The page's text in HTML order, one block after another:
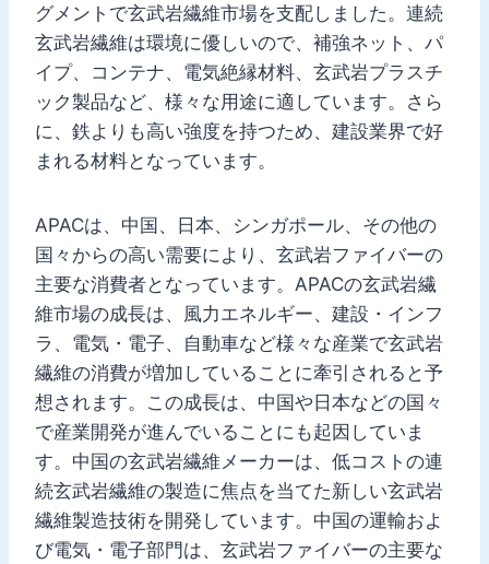
グメントで玄武岩繊維市場を支配しました。連続
玄武岩繊維は環境に優しいので、補強ネット、パ
イプ、コンテナ、電気絶縁材料、玄武岩プラスチ
ック製品など、様々な用途に適しています。さら
に、鉄よりも高い強度を持つため、建設業界で好
まれる材料となっています。
APACは、中国、日本、シンガポール、その他の
国々からの高い需要により、玄武岩ファイバーの
主要な消費者となっています。APACの玄武岩繊
維市場の成長は、風力エネルギー、建設・インフ
ラ、電気・電子、自動車など様々な産業で玄武岩
繊維の消費が増加していることに牽引されると予
想されます。この成長は、中国や日本などの国々
で産業開発が進んでいることにも起因していま
す。中国の玄武岩繊維メーカーは、低コストの連
続玄武岩繊維の製造に焦点を当てた新しい玄武岩
繊維製造技術を開発しています。中国の運輸およ
び電気・電子部門は、玄武岩ファイバーの主要な